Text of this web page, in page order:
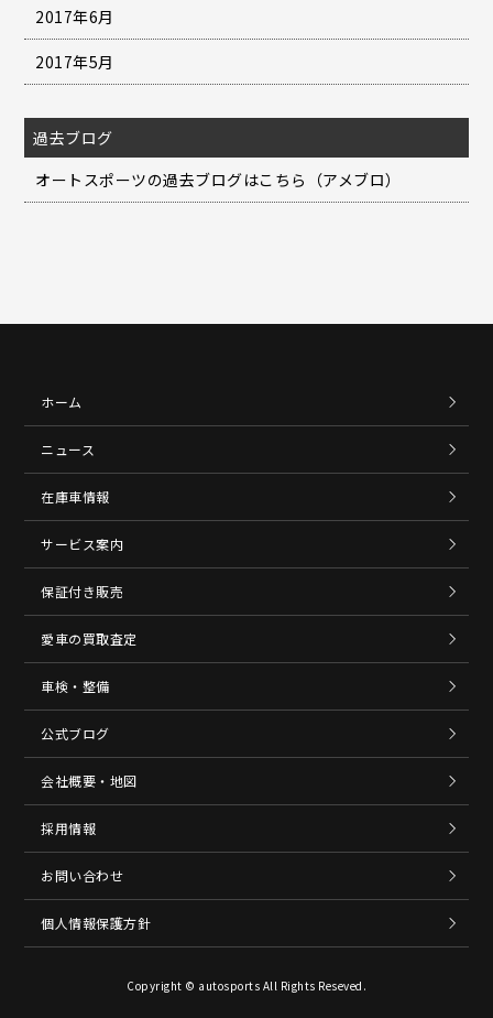
2017年6月
2017年5月
過去ブログ
オートスポーツの過去ブログはこちら（アメブロ）
ホーム
ニュース
在庫車情報
サービス案内
保証付き販売
愛車の買取査定
車検・整備
公式ブログ
会社概要・地図
採用情報
お問い合わせ
個人情報保護方針
Copyright © autosports All Rights Reseved.